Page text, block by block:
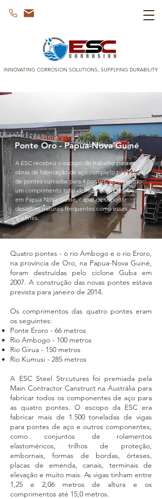
INNOVATING CORROSION SOLUTIONS, SUPPLYING DURABILITY
Ponte Oro - Papua-Nova Guiné
A ESC recebeu o escopo de trabalho para as
obras de fabricação de aço completo para vigas
de pontes curvadas para 4 pontes, abrangendo
um comprimento total de mais de 600 metros
em Papua Nova Guiné, capaz de suportar
desastres naturais frequentes como esses
ciclones.
Quatro pontes - o rio Ambogo e o rio Eroro,
na província de Oro, na Papua-Nova Guiné,
foram destruídas pelo ciclone Guba em
2007. A construção das novas pontes estava
prevista para janeiro de 2014.
Os comprimentos das quatro pontes eram
os seguintes:
Ponte Eroro - 66 metros
Rio Ambogo - 100 metros
Rio Girua - 150 metros
Rio Kumusi - 285 metros
A ESC Steel Strcutures foi premiada pela
Main Contractor Canstruct na Austrália para
fabricar todos os componentes de aço para
as quatro pontes. O escopo da ESC era
fabricar mais de 1.500 toneladas de vigas
para pontes de aço e outros componentes,
como conjuntos de rolamentos
elastoméricos, trilhos de proteção,
embornais, formas de bordas, órteses,
placas de emenda, canais, terminais de
elevação e muito mais. As vigas tinham entre
1,25 e 2,06 metros de altura e os
comprimentos até 15,0 metros.